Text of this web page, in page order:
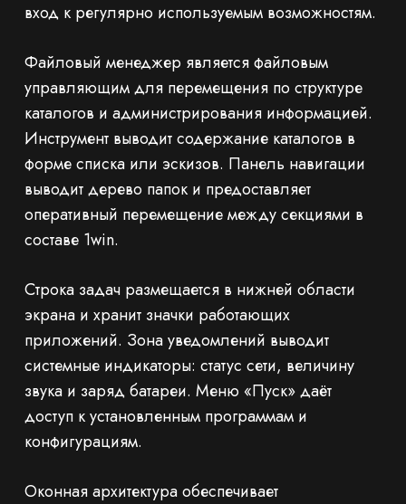
вход к регулярно используемым возможностям.
Файловый менеджер является файловым
управляющим для перемещения по структуре
каталогов и администрирования информацией.
Инструмент выводит содержание каталогов в
форме списка или эскизов. Панель навигации
выводит дерево папок и предоставляет
оперативный перемещение между секциями в
составе 1win.
Строка задач размещается в нижней области
экрана и хранит значки работающих
приложений. Зона уведомлений выводит
системные индикаторы: статус сети, величину
звука и заряд батареи. Меню «Пуск» даёт
доступ к установленным программам и
конфигурациям.
Оконная архитектура обеспечивает